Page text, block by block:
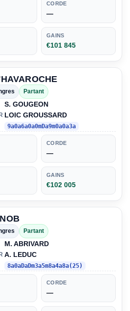
CORDE
—
GAINS
€101 845
Partant
S. GOUGEON
LOIC GROUSSARD
9a0a6a0a0mDa9m0a0a3a
CORDE
—
GAINS
€102 005
Partant
M. ABRIVARD
A. LEDUC
8a0aDaDm3a5m8a4a8a(25)
CORDE
—